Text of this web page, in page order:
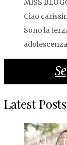
MISS
Ciao
Sono la
Latest Posts